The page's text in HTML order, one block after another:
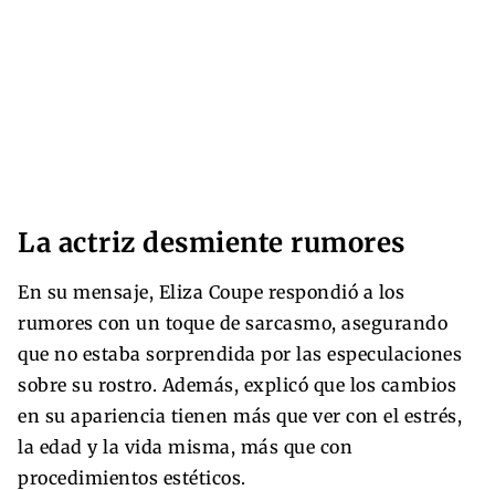
La actriz desmiente rumores
En su mensaje, Eliza Coupe respondió a los
rumores con un toque de sarcasmo, asegurando
que no estaba sorprendida por las especulaciones
sobre su rostro. Además, explicó que los cambios
en su apariencia tienen más que ver con el estrés,
la edad y la vida misma, más que con
procedimientos estéticos.